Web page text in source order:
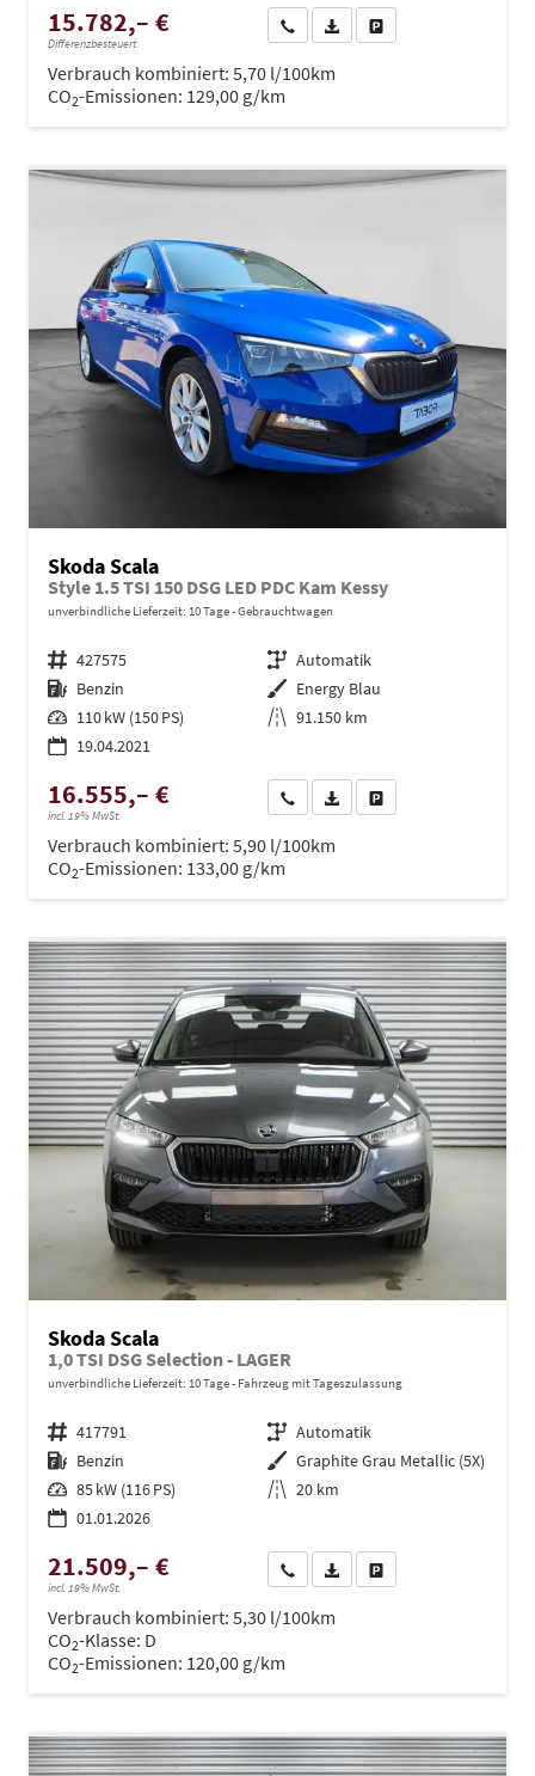
15.782,– €
Differenzbesteuert
Wir rufen Sie anPDF-Datei, Fahrzeugexposé
Verbrauch kombiniert: 5,70 l/100km
CO2-Emissionen: 129,00 g/km
Skoda Scala
Style 1.5 TSI 150 DSG LED PDC Kam Kessy
unverbindliche Lieferzeit: 10 Tage Gebrauchtwagen
Fahrzeugnr. 427575 Getriebe Automatik
Kraftstoff Benzin Außenfarbe Energy Blau
Leistung 110 kW (150 PS) Kilometerstand 91.150 km
19.04.2021
16.555,– €
incl. 19% MwSt.
Wir rufen Sie anPDF-Datei, Fahrzeugexposé
Verbrauch kombiniert: 5,90 l/100km
CO2-Emissionen: 133,00 g/km
Skoda Scala
1,0 TSI DSG Selection - LAGER
unverbindliche Lieferzeit: 10 Tage Fahrzeug mit Tageszulassung
Fahrzeugnr. 417791 Getriebe Automatik
Kraftstoff Benzin Außenfarbe Graphite Grau Metallic (5X)
Leistung 85 kW (116 PS) Kilometerstand 20 km
01.01.2026
21.509,– €
incl. 19% MwSt.
Wir rufen Sie anPDF-Datei, Fahrzeugexposé
Verbrauch kombiniert: 5,30 l/100km
CO2-Klasse: D
CO2-Emissionen: 120,00 g/km